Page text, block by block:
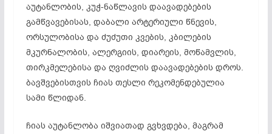
აუტანლობის, კუჭ-ნაწლავის დაავადებების
გამწვავებისას, დაბალი არტერიული წნევის,
ორსულობისა და ძუძუთი კვების, კბილების
მკურნალობის, ალერგიის, დიარეის, მოწამვლის,
თირკმელებისა და ღვიძლის დაავადებების დროს.
ბავშვებისთვის ჩიას თესლი რეკომენდებულია
სამი წლიდან.
ჩიას აუტანლობა იშვიათად გვხვდება, მაგრამ